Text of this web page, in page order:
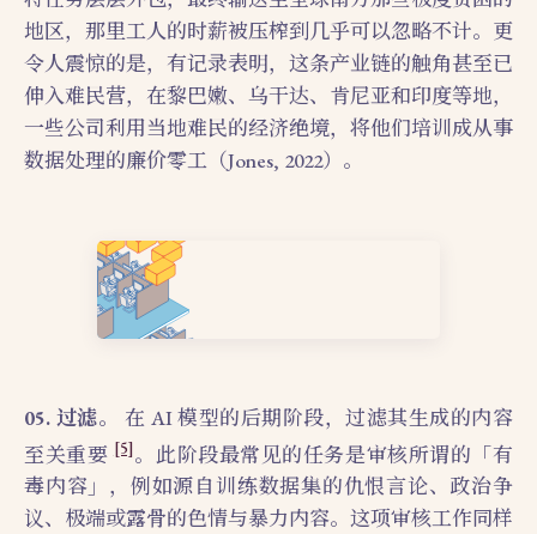
地区，那里工人的时薪被压榨到几乎可以忽略不计。更
令人震惊的是，有记录表明，这条产业链的触角甚至已
伸入难民营，在黎巴嫩、乌干达、肯尼亚和印度等地，
一些公司利用当地难民的经济绝境，将他们培训成从事
数据处理的廉价零工（Jones, 2022）。
05. 过滤。
在 AI 模型的后期阶段，过滤其生成的内容
至关重要[5]。此阶段最常见的任务是审核所谓的「有
毒内容」，例如源自训练数据集的仇恨言论、政治争
议、极端或露骨的色情与暴力内容。这项审核工作同样